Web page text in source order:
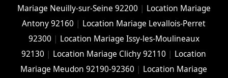
Mariage Neuilly-sur-Seine 92200 | Location Mariage
Antony 92160 | Location Mariage Levallois-Perret
92300 | Location Mariage Issy-les-Moulineaux
92130 | Location Mariage Clichy 92110 | Location
Mariage Meudon 92190-92360 | Location Mariage